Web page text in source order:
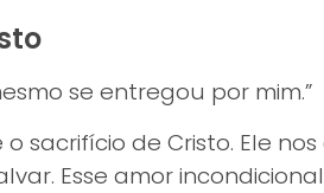
se entregou por mim.”
o sacrifício de Cristo. Ele
Esse amor